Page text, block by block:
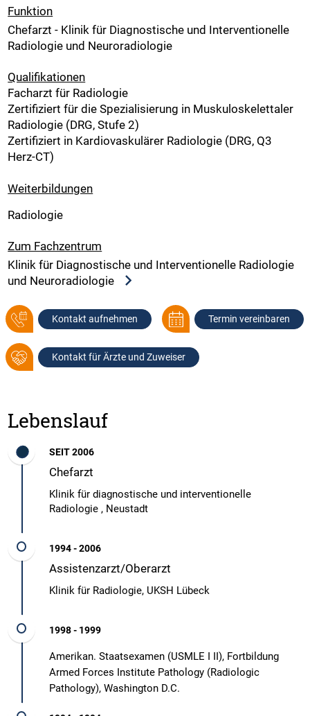
Funktion
Chefarzt - Klinik für Diagnostische und Interventionelle
Radiologie und Neuroradiologie
Qualifikationen
Facharzt für Radiologie
Zertifiziert für die Spezialisierung in Muskuloskelettaler
Radiologie (DRG, Stufe 2)
Zertifiziert in Kardiovaskulärer Radiologie (DRG, Q3
Herz-CT)
Weiterbildungen
Radiologie
Zum Fachzentrum
Klinik für Diagnostische und Interventionelle Radiologie
und Neuroradiologie
Kontakt aufnehmen Termin vereinbaren
Kontakt für Ärzte und Zuweiser
Lebenslauf
SEIT 2006
Chefarzt
Klinik für diagnostische und interventionelle
Radiologie , Neustadt
1994 - 2006
Assistenzarzt/Oberarzt
Klinik für Radiologie, UKSH Lübeck
1998 - 1999
Amerikan. Staatsexamen (USMLE I II), Fortbildung
Armed Forces Institute Pathology (Radiologic
Pathology), Washington D.C.